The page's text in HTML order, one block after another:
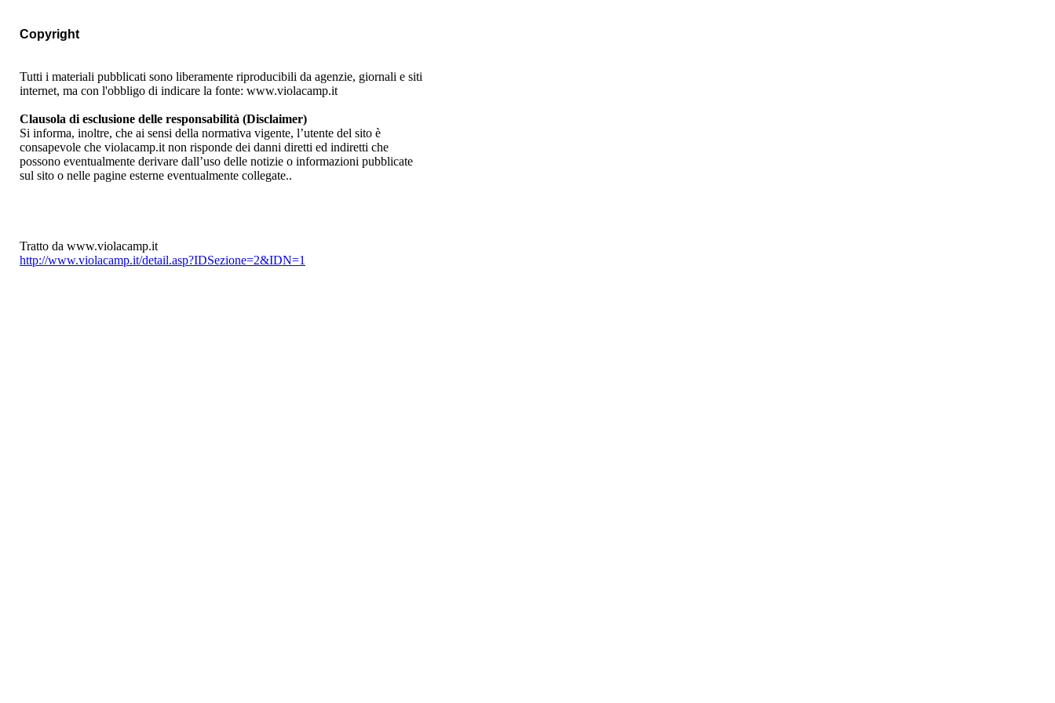
Copyright
Tutti i materiali pubblicati sono liberamente riproducibili da agenzie, giornali e siti
internet, ma con l'obbligo di indicare la fonte: www.violacamp.it
Clausola di esclusione delle responsabilità (Disclaimer)
Si informa, inoltre, che ai sensi della normativa vigente, l’utente del sito è
consapevole che violacamp.it non risponde dei danni diretti ed indiretti che
possono eventualmente derivare dall’uso delle notizie o informazioni pubblicate
sul sito o nelle pagine esterne eventualmente collegate..
Tratto da www.violacamp.it
http://www.violacamp.it/detail.asp?IDSezione=2&IDN=1